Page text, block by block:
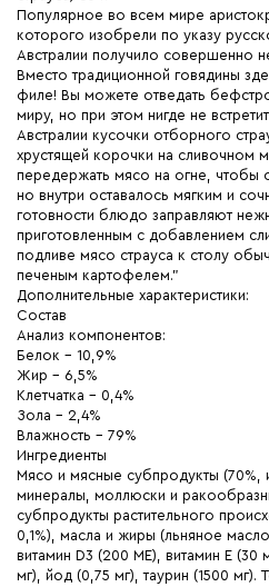
Популярное во всем мире
которого изобрели по указу
Австралии получило совершенно
Вместо традиционной говядины
филе! Вы можете отведать
миру, но при этом нигде не
Австралии кусочки отборного
хрустящей корочки на сливочном
передержать мясо на огне, чтобы
но внутри оставалось мягким и
готовности блюдо заправляют
приготовленным с добавлением
подливе мясо страуса к столу
печеным картофелем."
Дополнительные характеристики:
Состав
Анализ компонентов:
Белок - 10,9%
Жир - 6,5%
Клетчатка - 0,4%
Зола - 2,4%
Влажность - 79%
Ингредиенты
Мясо и мясные субпродукты (70%,
минералы, моллюски и
субпродукты растительного
0,1%), масла и жиры (льняное
витамин D3 (200 ME), витамин Е (30
мг), йод (0,75 мг), таурин (1500 мг).